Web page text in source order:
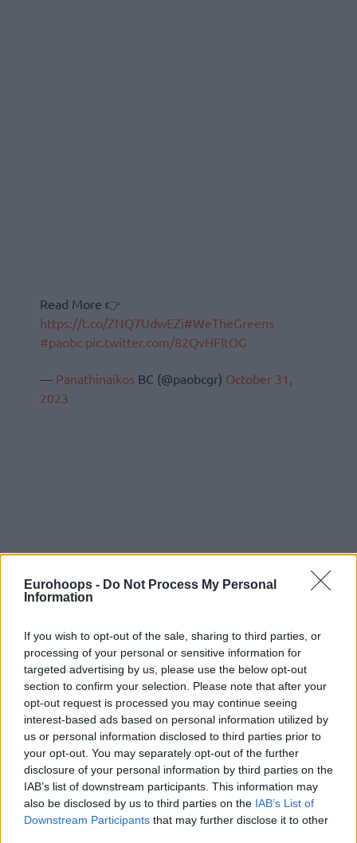
Eurohoops - Do Not Process My Personal
Information
If you wish to opt-out of the sale, sharing to third parties, or
processing of your personal or sensitive information for
targeted advertising by us, please use the below opt-out
section to confirm your selection. Please note that after your
opt-out request is processed you may continue seeing
interest-based ads based on personal information utilized by
us or personal information disclosed to third parties prior to
your opt-out. You may separately opt-out of the further
disclosure of your personal information by third parties on the
IAB’s list of downstream participants. This information may
also be disclosed by us to third parties on the IAB’s List of
Downstream Participants that may further disclose it to other
Read More 👉
https://t.co/ZNQ7UdwEZi#WeTheGreens
#paobc pic.twitter.com/82QvHFltOG
— Panathinaikos BC (@paobcgr) October 31,
2023